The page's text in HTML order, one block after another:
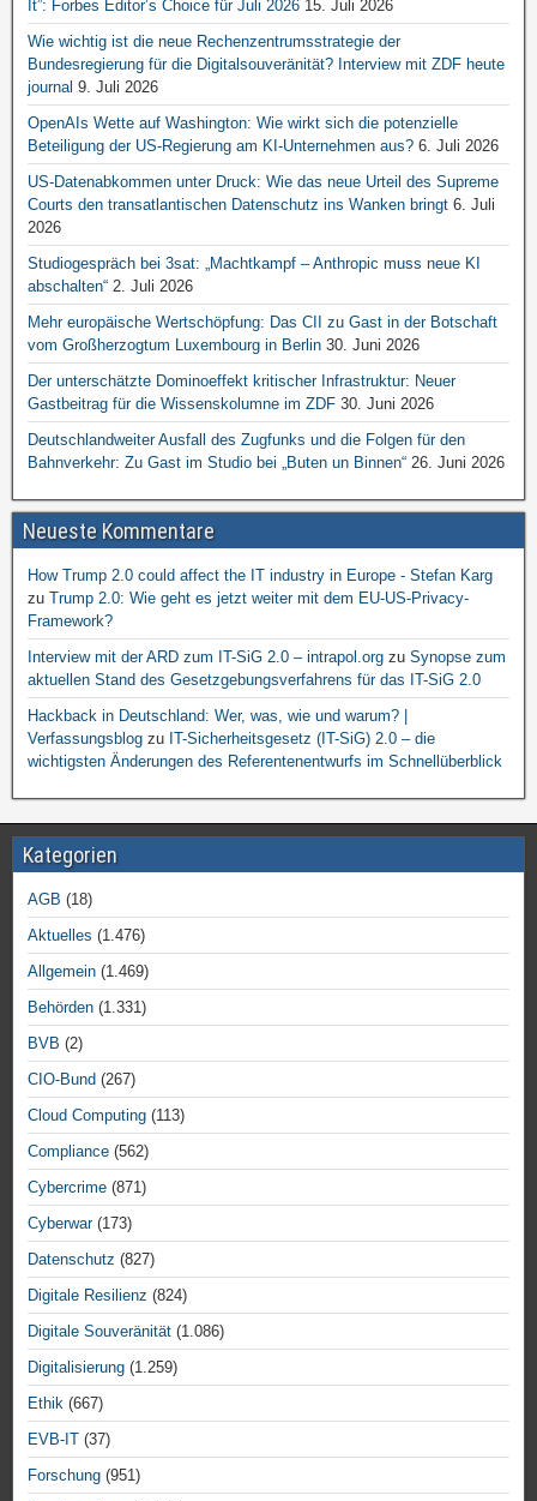
It”: Forbes Editor’s Choice für Juli 2026 15. Juli 2026
Wie wichtig ist die neue Rechenzentrumsstrategie der
Bundesregierung für die Digitalsouveränität? Interview mit ZDF heute
journal 9. Juli 2026
OpenAIs Wette auf Washington: Wie wirkt sich die potenzielle
Beteiligung der US-Regierung am KI-Unternehmen aus? 6. Juli 2026
US-Datenabkommen unter Druck: Wie das neue Urteil des Supreme
Courts den transatlantischen Datenschutz ins Wanken bringt 6. Juli
2026
Studiogespräch bei 3sat: „Machtkampf – Anthropic muss neue KI
abschalten“ 2. Juli 2026
Mehr europäische Wertschöpfung: Das CII zu Gast in der Botschaft
vom Großherzogtum Luxembourg in Berlin 30. Juni 2026
Der unterschätzte Dominoeffekt kritischer Infrastruktur: Neuer
Gastbeitrag für die Wissenskolumne im ZDF 30. Juni 2026
Deutschlandweiter Ausfall des Zugfunks und die Folgen für den
Bahnverkehr: Zu Gast im Studio bei „Buten un Binnen“ 26. Juni 2026
Neueste Kommentare
How Trump 2.0 could affect the IT industry in Europe - Stefan Karg
zu Trump 2.0: Wie geht es jetzt weiter mit dem EU-US-Privacy-
Framework?
Interview mit der ARD zum IT-SiG 2.0 – intrapol.org zu Synopse zum
aktuellen Stand des Gesetzgebungsverfahrens für das IT-SiG 2.0
Hackback in Deutschland: Wer, was, wie und warum? |
Verfassungsblog zu IT-Sicherheitsgesetz (IT-SiG) 2.0 – die
wichtigsten Änderungen des Referentenentwurfs im Schnellüberblick
Kategorien
AGB (18)
Aktuelles (1.476)
Allgemein (1.469)
Behörden (1.331)
BVB (2)
CIO-Bund (267)
Cloud Computing (113)
Compliance (562)
Cybercrime (871)
Cyberwar(173)
Datenschutz (827)
Digitale Resilienz (824)
Digitale Souveränität (1.086)
Digitalisierung (1.259)
Ethik (667)
EVB-IT (37)
Forschung (951)